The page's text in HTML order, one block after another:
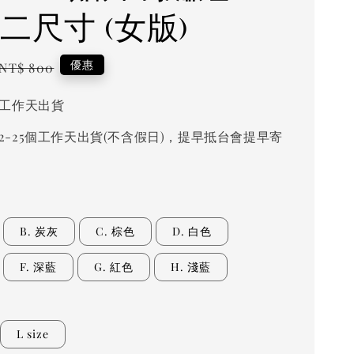
尺寸 (女版)
800 優惠
作天出貨
25個工作天出貨(不含假日)，提早抵台會提早寄
B. 炭灰 C. 棕色 D. 白色
F. 深藍 G. 紅色 H. 淺藍
L size